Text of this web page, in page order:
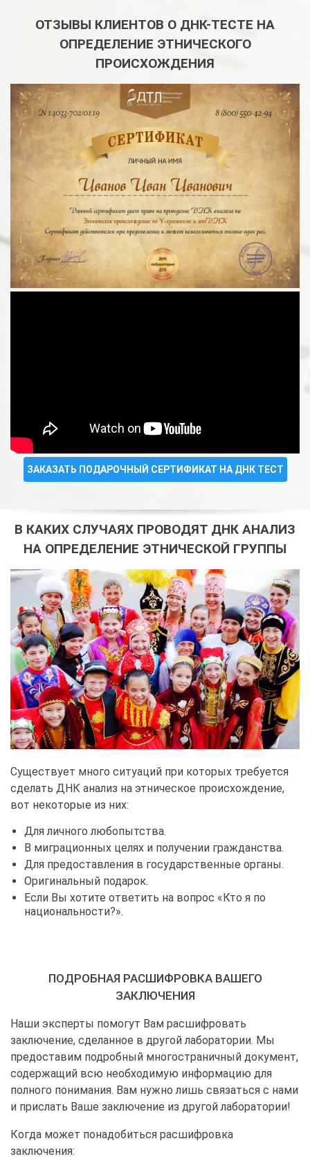
ОТЗЫВЫ КЛИЕНТОВ О ДНК-ТЕСТЕ НА
ОПРЕДЕЛЕНИЕ ЭТНИЧЕСКОГО
ПРОИСХОЖДЕНИЯ
ЗАКАЗАТЬ ПОДАРОЧНЫЙ СЕРТИФИКАТ НА ДНК ТЕСТ
В КАКИХ СЛУЧАЯХ ПРОВОДЯТ ДНК АНАЛИЗ
НА ОПРЕДЕЛЕНИЕ ЭТНИЧЕСКОЙ ГРУППЫ
Существует много ситуаций при которых требуется
сделать ДНК анализ на этническое происхождение,
вот некоторые из них:
Для личного любопытства.
В миграционных целях и получении гражданства.
Для предоставления в государственные органы.
Оригинальный подарок.
Если Вы хотите ответить на вопрос «Кто я по
национальности?».
ПОДРОБНАЯ РАСШИФРОВКА ВАШЕГО
ЗАКЛЮЧЕНИЯ
Наши эксперты помогут Вам расшифровать
заключение, сделанное в другой лаборатории. Мы
предоставим подробный многостраничный документ,
содержащий всю необходимую информацию для
полного понимания. Вам нужно лишь связаться с нами
и прислать Ваше заключение из другой лаборатории!
Когда может понадобиться расшифровка
заключения: